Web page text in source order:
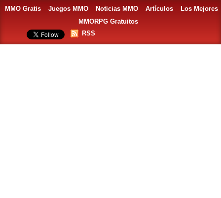
MMO Gratis Juegos MMO Noticias MMO Artículos
Los Mejores
MMORPG Gratuitos
RSS